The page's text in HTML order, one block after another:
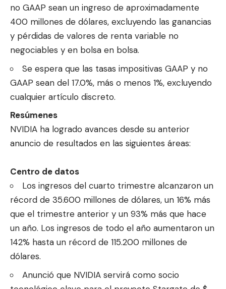
no GAAP sean un ingreso de aproximadamente
400 millones de dólares, excluyendo las ganancias
y pérdidas de valores de renta variable no
negociables y en bolsa en bolsa.
Se espera que las tasas impositivas GAAP y no
GAAP sean del 17.0%, más o menos 1%, excluyendo
cualquier artículo discreto.
Resúmenes
NVIDIA ha logrado avances desde su anterior
anuncio de resultados en las siguientes áreas:
Centro de datos
Los ingresos del cuarto trimestre alcanzaron un
récord de 35.600 millones de dólares, un 16% más
que el trimestre anterior y un 93% más que hace
un año. Los ingresos de todo el año aumentaron un
142% hasta un récord de 115.200 millones de
dólares.
Anunció que NVIDIA servirá como socio